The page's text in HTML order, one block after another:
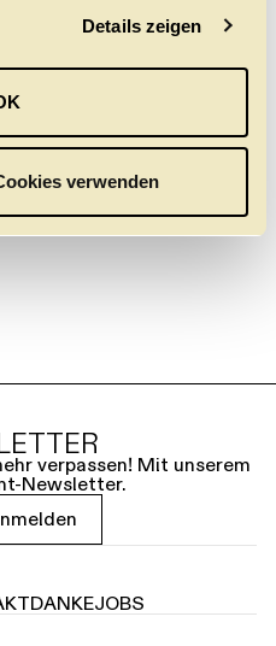
Details zeigen
verwenden
in "Die Möwe"
verpassen! Mit unserem
Newsletter.
DANKEJOBS